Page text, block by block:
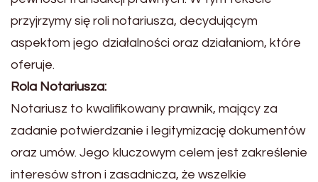
przyjrzymy się roli notariusza, decydującym
aspektom jego działalności oraz działaniom, które
oferuje.
Rola Notariusza:
Notariusz to kwalifikowany prawnik, mający za
zadanie potwierdzanie i legitymizację dokumentów
oraz umów. Jego kluczowym celem jest zakreślenie
interesów stron i zasadnicza, że wszelkie